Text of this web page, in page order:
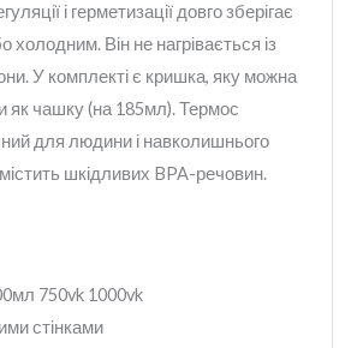
і герметизації довго зберігає
холодним. Він не нагрівається із
У комплекті є кришка, яку можна
як чашку (на 185мл). Термос
для людини і навколишнього
шкідливих BPA-речовин.
750vk 1000vk
стінками